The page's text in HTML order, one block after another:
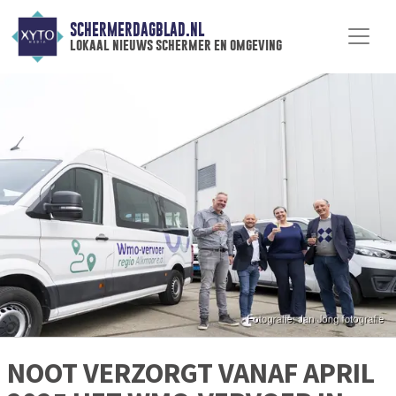
SCHERMERDAGBLAD.NL
lokaal nieuws schermer en omgeving
NOOT VERZORGT VANAF APRIL